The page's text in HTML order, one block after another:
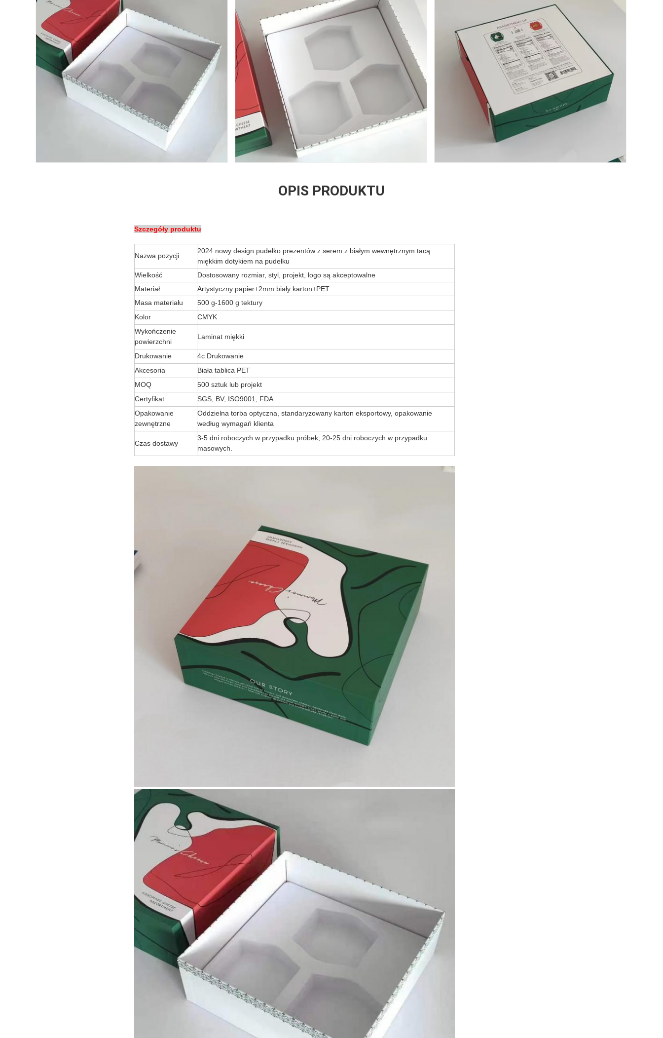
OPIS PRODUKTU
Szczegóły produktu
Nazwa pozycji
2024 nowy design pudełko prezentów z serem z białym wewnętrznym tacą
miękkim dotykiem na pudełku
Wielkość
Dostosowany rozmiar, styl, projekt, logo są akceptowalne
Materiał
Artystyczny papier+2mm biały karton+PET
Masa materiału
500 g-1600 g tektury
Kolor
CMYK
Wykończenie
powierzchni
Laminat miękki
Drukowanie
4c Drukowanie
Akcesoria
Biała tablica PET
MOQ
500 sztuk lub projekt
Certyfikat
SGS, BV, ISO9001, FDA
Opakowanie
zewnętrzne
Oddzielna torba optyczna, standaryzowany karton eksportowy, opakowanie
według wymagań klienta
Czas dostawy
3-5 dni roboczych w przypadku próbek; 20-25 dni roboczych w przypadku
masowych.